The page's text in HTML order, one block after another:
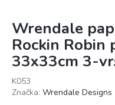
Wrendale
Rockin Robin
33x33cm 3-
K053
Značka: Wrendale Designs